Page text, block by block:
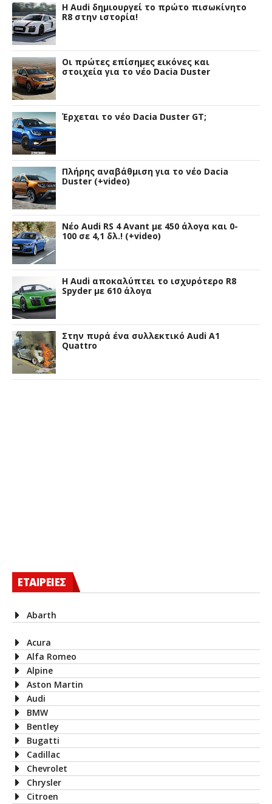
Η Audi δημιουργεί το πρώτο πισωκίνητο
R8 στην ιστορία!
Οι πρώτες επίσημες εικόνες και
στοιχεία για το νέο Dacia Duster
Έρχεται το νέο Dacia Duster GT;
Πλήρης αναβάθμιση για το νέο Dacia
Duster (+video)
Νέο Audi RS 4 Avant με 450 άλογα και 0-
100 σε 4,1 δλ.! (+video)
Η Audi αποκαλύπτει το ισχυρότερο R8
Spyder με 610 άλογα
Στην πυρά ένα συλλεκτικό Audi A1
Quattro
ΕΤΑΙΡΕΙΕΣ
Abarth
Acura
Alfa Romeo
Alpine
Aston Martin
Audi
BMW
Bentley
Bugatti
Cadillac
Chevrolet
Chrysler
Citroen